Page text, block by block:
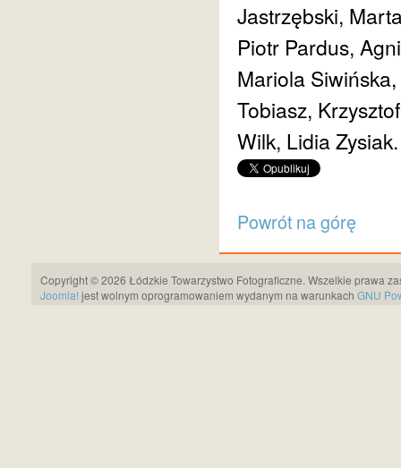
Jastrzębski,
Piotr Pardus,
Mariola
Tobiasz,
Wilk, Lidia Zysiak.
Powrót na górę
Copyright © 2026 Łódzkie Towarzystwo Fotograficzne. Wszelkie prawa
Joomla! jest wolnym oprogramowaniem wydanym na warunkach GNU